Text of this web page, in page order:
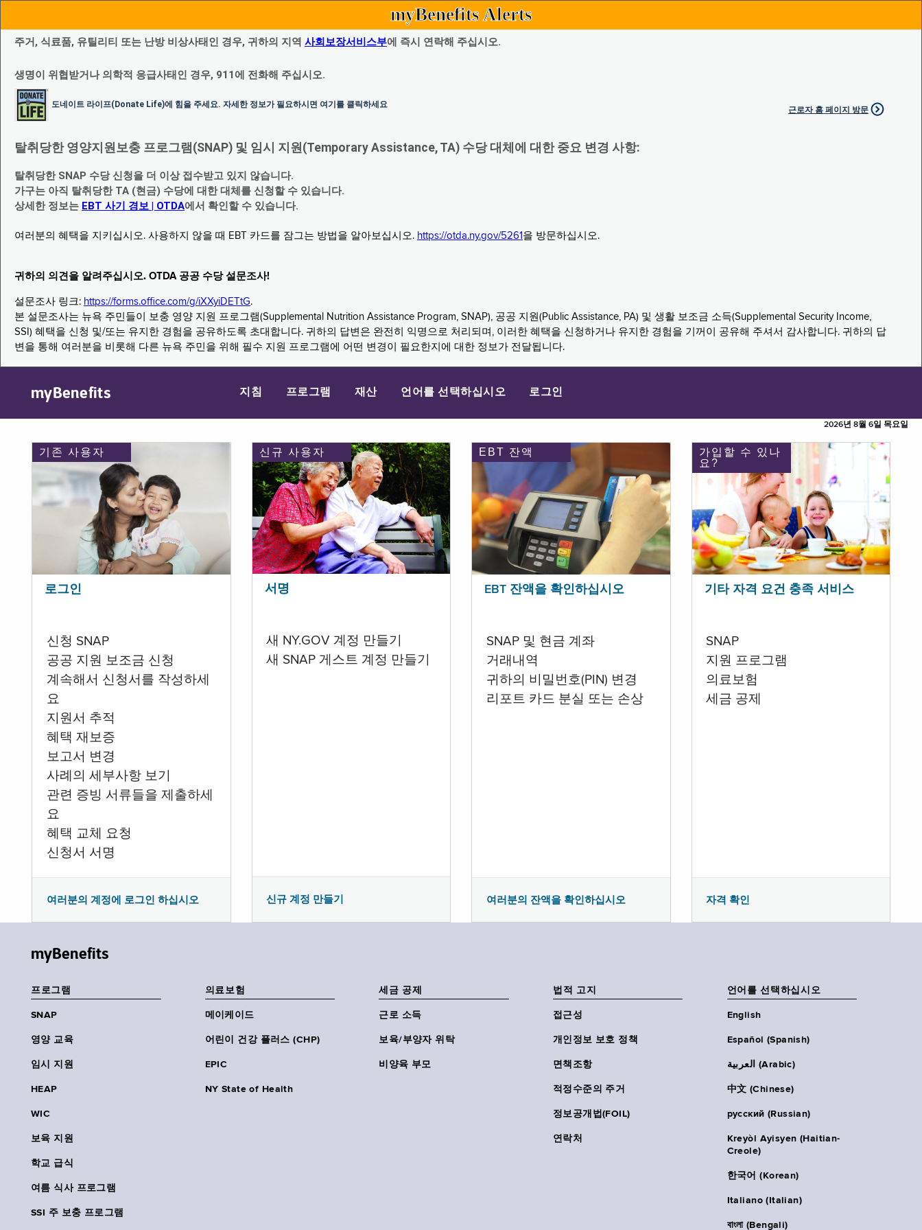
myBenefits Alerts
주거, 식료품, 유틸리티 또는 난방 비상사태인 경우, 귀하의 지역 사회보장서비스부에 즉시 연락해 주십시오.
생명이 위협받거나 의학적 응급사태인 경우, 911에 전화해 주십시오.
도네이트 라이프(Donate Life)에 힘을 주세요. 자세한 정보가 필요하시면 여기를 클릭하세요
근로자 홈 페이지 방문
탈취당한 영양지원보충 프로그램(SNAP) 및 임시 지원(Temporary Assistance, TA) 수당 대체에 대한 중요 변경 사항:
탈취당한 SNAP 수당 신청을 더 이상 접수받고 있지 않습니다.
가구는 아직 탈취당한 TA (현금) 수당에 대한 대체를 신청할 수 있습니다.
상세한 정보는 EBT 사기 경보 | OTDA에서 확인할 수 있습니다.
여러분의 혜택을 지키십시오. 사용하지 않을 때 EBT 카드를 잠그는 방법을 알아보십시오. https://otda.ny.gov/5261 을 방문하십시오.
귀하의 의견을 알려주십시오. OTDA 공공 수당 설문조사!
설문조사 링크: https://forms.office.com/g/iXXyiDETtG.
본 설문조사는 뉴욕 주민들이 보충 영양 지원 프로그램(Supplemental Nutrition Assistance Program, SNAP), 공공 지원(Public Assistance, PA) 및 생활 보조금 소득(Supplemental Security Income,
SSI) 혜택을 신청 및/또는 유지한 경험을 공유하도록 초대합니다. 귀하의 답변은 완전히 익명으로 처리되며, 이러한 혜택을 신청하거나 유지한 경험을 기꺼이 공유해 주셔서 감사합니다. 귀하의 답
변을 통해 여러분을 비롯해 다른 뉴욕 주민을 위해 필수 지원 프로그램에 어떤 변경이 필요한지에 대한 정보가 전달됩니다.
myBenefits 지침 프로그램 재산 언어를 선택하십시오 로그인
2026년 8월 6일 목요일
기존 사용자
로그인
신청 SNAP
공공 지원 보조금 신청
계속해서 신청서를 작성하세
요
지원서 추적
혜택 재보증
보고서 변경
사례의 세부사항 보기
관련 증빙 서류들을 제출하세
요
혜택 교체 요청
신청서 서명
여러분의 계정에 로그인 하십시오
신규 사용자
서명
새 NY.GOV 계정 만들기
새 SNAP 게스트 계정 만들기
신규 계정 만들기
EBT 잔액
EBT 잔액을 확인하십시오
SNAP 및 현금 계좌
거래내역
귀하의 비밀번호(PIN) 변경
리포트 카드 분실 또는 손상
여러분의 잔액을 확인하십시오
가입할 수 있나
요?
기타 자격 요건 충족 서비스
SNAP
지원 프로그램
의료보험
세금 공제
자격 확인
myBenefits
프로그램
SNAP
영양 교육
임시 지원
HEAP
WIC
보육 지원
학교 급식
여름 식사 프로그램
SSI 주 보충 프로그램
의료보험
메이케이드
어린이 건강 플러스 (CHP)
EPIC
NY State of Health
세금 공제
근로 소득
보육/부양자 위탁
비양육 부모
법적 고지
접근성
개인정보 보호 정책
면책조항
적정수준의 주거
정보공개법(FOIL)
연락처
언어를 선택하십시오
English
Español (Spanish)
العربية (Arabic)
中文 (Chinese)
русский (Russian)
Kreyòl Ayisyen (Haitian-
Creole)
한국어 (Korean)
Italiano (Italian)
বাংলা (Bengali)